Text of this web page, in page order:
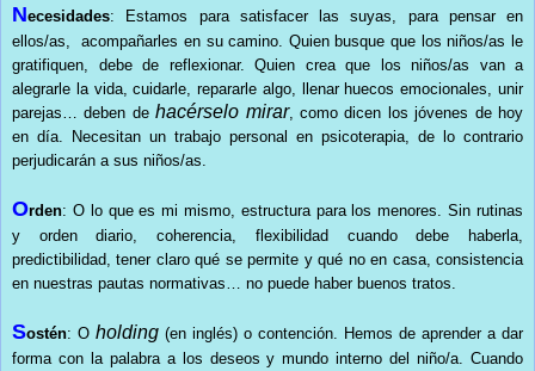
Necesidades: Estamos para satisfacer las suyas, para pensar en
ellos/as, acompañarles en su camino. Quien busque que los niños/as le
gratifiquen, debe de reflexionar. Quien crea que los niños/as van a
alegrarle la vida, cuidarle, repararle algo, llenar huecos emocionales, unir
parejas… deben dehacérselo mirar, como dicen los jóvenes de hoy
en día. Necesitan un trabajo personal en psicoterapia, de lo contrario
perjudicarán a sus niños/as.
Orden: O lo que es mi mismo, estructura para los menores. Sin rutinas
y orden diario, coherencia, flexibilidad cuando debe haberla,
predictibilidad, tener claro qué se permite y qué no en casa, consistencia
en nuestras pautas normativas… no puede haber buenos tratos.
Sostén: O holding (en inglés) o contención. Hemos de aprender a dar
forma con la palabra a los deseos y mundo interno del niño/a. Cuando